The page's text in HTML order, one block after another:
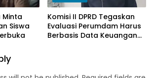
Minta
Siswa
Komisi II DPRD Tegaskan
Evaluasi Perumdam Harus
Berbasis Data Keuangan